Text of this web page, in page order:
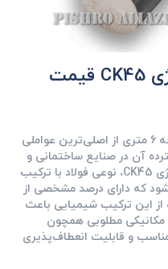
ساختار فنی میلگرد آلیاژی CK45 قیمت
ساختار فنی میلگرد آلیاژی CK45 شاخه 6 متری از اصلی‌ترین عواملی
آن در صنایع ساختمانی و
صنعتی شده است. این میلگرد از آلیاژی CK45، نوعی فولاد با ترکیب
که دارای درصد مشخصی از
این ترکیب شیمیایی باعث
مطلوبی همچون
و قابلیت انعطاف‌پذیری